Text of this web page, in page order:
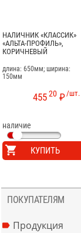
НАЛИЧНИК «КЛАССИК»
«АЛЬТА-ПРОФИЛЬ»,
КОРИЧНЕВЫЙ
длина: 650мм; ширина:
150мм
/шт.
45520 ₽
наличие
КУПИТЬ
ПОКУПАТЕЛЯМ
Продукция